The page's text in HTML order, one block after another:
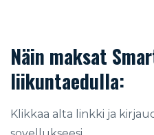
Näin maksat
liikuntaedulla:
Klikkaa alta linkki ja